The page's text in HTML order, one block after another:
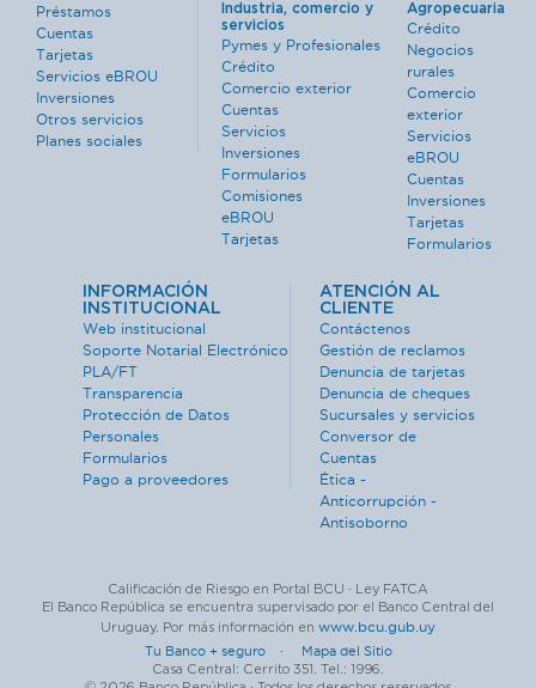
Préstamos
Cuentas
Tarjetas
Servicios eBROU
Inversiones
Otros servicios
Planes sociales
Industria, comercio y
servicios
Pymes y Profesionales
Crédito
Comercio exterior
Cuentas
Servicios
Inversiones
Formularios
Comisiones
eBROU
Tarjetas
Agropecuaria
Crédito
Negocios
rurales
Comercio
exterior
Servicios
eBROU
Cuentas
Inversiones
Tarjetas
Formularios
INFORMACIÓN
INSTITUCIONAL
Web institucional
Soporte Notarial Electrónico
PLA/FT
Transparencia
Protección de Datos
Personales
Formularios
Pago a proveedores
ATENCIÓN AL
CLIENTE
Contáctenos
Gestión de reclamos
Denuncia de tarjetas
Denuncia de cheques
Sucursales y servicios
Conversor de
Cuentas
Ética -
Anticorrupción -
Antisoborno
Calificación de Riesgo en Portal BCU · Ley FATCA
El Banco República se encuentra supervisado por el Banco Central del
Uruguay. Por más información en www.bcu.gub.uy
Tu Banco + seguro · Mapa del Sitio
Casa Central: Cerrito 351. Tel.: 1996.